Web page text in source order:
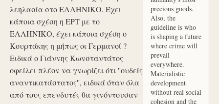
λεηλασία στο ΕΛΛΗΝΙΚΟ. Έχει
κάποια σχέση η ΕΡΤ με το
ΕΛΛΗΝΙΚΟ, έχει κάποια σχέση ο
Κουρτάκης η μήπως οι Γερμανοί ?
Ειδικά ο Γιάννης Κωνσταντάτος
οφείλει πλέον να γνωρίζει ότι ''ουδείς
αναντικατάστατος'', ειδικά όταν όλα
από τους επενδυτές θα γινόντουσαν
precious goods.
Also, the
guideline is who
is shaping a future
where crime will
prevail
everywhere.
Materialistic
development
without real social
cohesion and the